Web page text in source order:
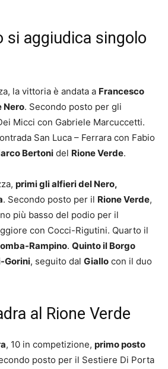
si aggiudica singolo
la vittoria è andata a Francesco
Nero. Secondo posto per gli
Micci con Gabriele Marcuccetti.
San Luca – Ferrara con Fabio
Bertoni del Rione Verde.
primi gli alfieri del Nero,
. Secondo posto per il Rione Verde,
più basso del podio per il
con Cocci-Rigutini. Quarto il
Rampino. Quinto il Borgo
Gorini, seguito dal Giallo con il duo
al Rione Verde
, 10 in competizione, primo posto
posto per il Sestiere Di Porta